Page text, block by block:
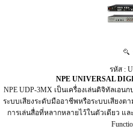
รหัส :
NPE UNIVERSAL
NPE UDP-3MX เป็นเครื่องเล่นดิจิทัลเอน
ระบบเสียงระดับมืออาชีพหรือระบบเสียงตา
การเล่นสื่อที่หลากหลายไว้ในตัวเดียว